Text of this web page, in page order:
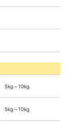
5kg～10kg
5kg～10kg